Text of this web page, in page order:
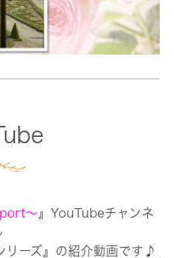
～ 』YouTubeチャンネ
リーズ』の紹介動画です♪